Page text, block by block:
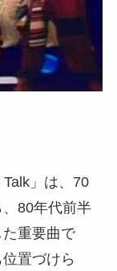
Talk」は、70
80年代前半
重要曲で
置づけら